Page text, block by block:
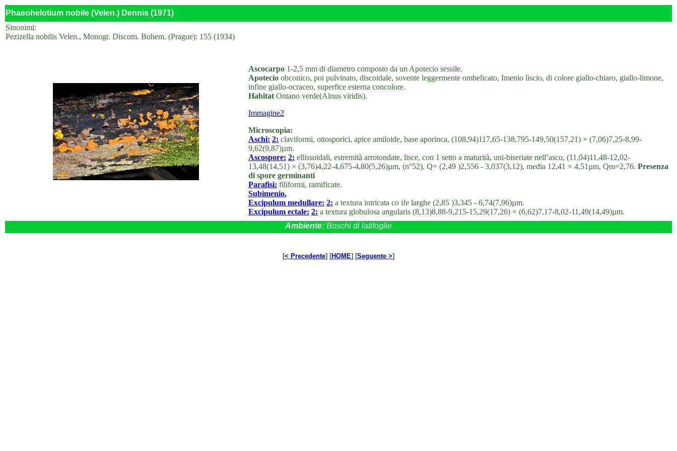
Phaeohelotium nobile (Velen.) Dennis (1971)
Sinonimi:
Pezizella nobilis Velen., Monogr. Discom. Bohem. (Prague): 155 (1934)
Ascocarpo 1-2,5 mm di diametro composto da un Apotecio sessile.
Apotecio obconico, poi pulvinato, discoidale, sovente leggermente ombelicato, Imenio liscio, di colore giallo-chiaro, giallo-limone,
infine giallo-ocraceo, superfice esterna concolore.
Habitat Ontano verde(Alnus viridis).
Immagine2
Microscopia:
Aschi: 2: claviformi, ottosporici, apice amiloide, base aporinca, (108,94)117,65-138,795-149,50(157,21) × (7,06)7,25-8,99-
9,62(9,87)µm.
Ascospore: 2: ellissoidali, estremità arrotondate, lisce, con 1 setto a maturità, uni-biseriate nell’asco, (11,04)11,48-12,02-
13,48(14,51) × (3,76)4,22-4,675-4,80(5,26)µm, (n°52), Q= (2,49 )2,556 - 3,037(3,12), media 12,41 × 4,51µm, Qm=2,76. Presenza
di spore germinanti
Parafisi: filiformi, ramificate.
Subimenio.
Excipulum medullare: 2: a textura intricata co ife larghe (2,85 )3,345 - 6,74(7,96)µm.
Excipulum ectale: 2: a textura globulosa angularis (8,13)8,88-9,215-15,29(17,26) × (6,62)7,17-8,02-11,49(14,49)µm.
Ambiente: Boschi di latifoglie
[< Precedente] [HOME] [Seguente >]